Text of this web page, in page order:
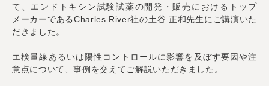
て、エンドトキシン試験試薬の開発・販売におけるトップ
メーカーであるCharles River社の土谷 正和先生にご講演いた
だきました。
エ検量線あるいは陽性コントロールに影響を及ぼす要因や注
意点について、事例を交えてご解説いただきました。